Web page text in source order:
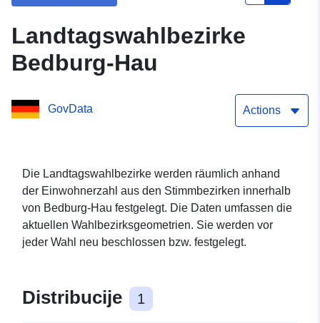
Landtagswahlbezirke
Bedburg-Hau
GovData Actions
Die Landtagswahlbezirke werden räumlich anhand
der Einwohnerzahl aus den Stimmbezirken innerhalb
von Bedburg-Hau festgelegt. Die Daten umfassen die
aktuellen Wahlbezirksgeometrien. Sie werden vor
jeder Wahl neu beschlossen bzw. festgelegt.
Distribucije 1